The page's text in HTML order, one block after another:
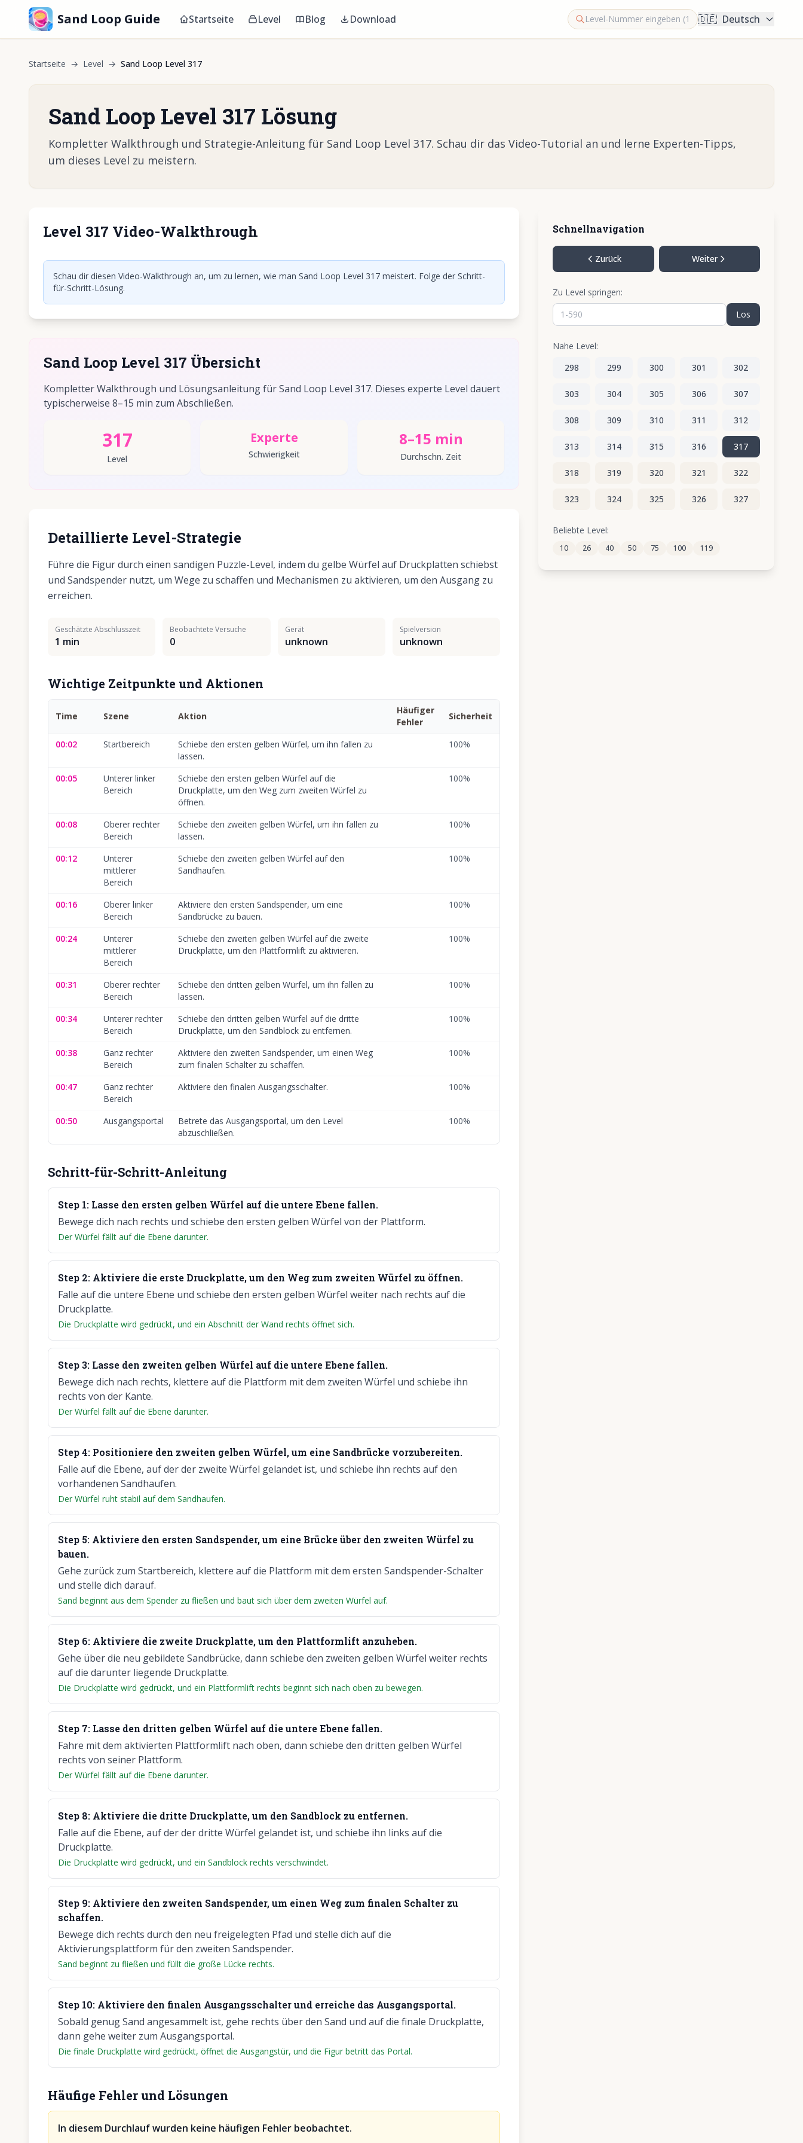
Sand Loop Guide Startseite Level Blog Download 🇩🇪 Deutsch
Startseite → Level → Sand Loop Level 317
Sand Loop Level 317 Lösung
Kompletter Walkthrough und Strategie-Anleitung für Sand Loop Level 317. Schau dir das Video-Tutorial an und lerne Experten-Tipps,
um dieses Level zu meistern.
Level 317 Video-WalkthroughKlicken, um Video abzuspielen
Schau dir diesen Video-Walkthrough an, um zu lernen, wie man Sand Loop Level 317 meistert. Folge der Schritt-
für-Schritt-Lösung.
Sand Loop Level 317 Übersicht
Kompletter Walkthrough und Lösungsanleitung für Sand Loop Level 317. Dieses experte Level dauert
typischerweise 8–15 min zum Abschließen.
317
Level
Experte
Schwierigkeit
8–15 min
Durchschn. Zeit
Detaillierte Level-Strategie
Führe die Figur durch einen sandigen Puzzle-Level, indem du gelbe Würfel auf Druckplatten schiebst
und Sandspender nutzt, um Wege zu schaffen und Mechanismen zu aktivieren, um den Ausgang zu
erreichen.
Geschätzte Abschlusszeit
1 min
Beobachtete Versuche
0
Gerät
unknown
Spielversion
unknown
Wichtige Zeitpunkte und Aktionen
Time Szene Aktion
Häufiger
Fehler
Sicherheit
00:02 Startbereich
Schiebe den ersten gelben Würfel, um ihn fallen zu
lassen.
100%
00:05
Unterer linker
Bereich
Schiebe den ersten gelben Würfel auf die
Druckplatte, um den Weg zum zweiten Würfel zu
öffnen.
100%
00:08
Oberer rechter
Bereich
Schiebe den zweiten gelben Würfel, um ihn fallen zu
lassen.
100%
00:12
Unterer
mittlerer
Bereich
Schiebe den zweiten gelben Würfel auf den
Sandhaufen.
100%
00:16
Oberer linker
Bereich
Aktiviere den ersten Sandspender, um eine
Sandbrücke zu bauen.
100%
00:24
Unterer
mittlerer
Bereich
Schiebe den zweiten gelben Würfel auf die zweite
Druckplatte, um den Plattformlift zu aktivieren.
100%
00:31
Oberer rechter
Bereich
Schiebe den dritten gelben Würfel, um ihn fallen zu
lassen.
100%
00:34
Unterer rechter
Bereich
Schiebe den dritten gelben Würfel auf die dritte
Druckplatte, um den Sandblock zu entfernen.
100%
00:38
Ganz rechter
Bereich
Aktiviere den zweiten Sandspender, um einen Weg
zum finalen Schalter zu schaffen.
100%
00:47
Ganz rechter
Bereich
Aktiviere den finalen Ausgangsschalter. 100%
00:50 Ausgangsportal
Betrete das Ausgangsportal, um den Level
abzuschließen.
100%
Schritt-für-Schritt-Anleitung
Step 1: Lasse den ersten gelben Würfel auf die untere Ebene fallen.
Bewege dich nach rechts und schiebe den ersten gelben Würfel von der Plattform.
Der Würfel fällt auf die Ebene darunter.
Step 2: Aktiviere die erste Druckplatte, um den Weg zum zweiten Würfel zu öffnen.
Falle auf die untere Ebene und schiebe den ersten gelben Würfel weiter nach rechts auf die
Druckplatte.
Die Druckplatte wird gedrückt, und ein Abschnitt der Wand rechts öffnet sich.
Step3: Lasse den zweiten gelben Würfel auf die untere Ebene fallen.
Bewege dich nach rechts, klettere auf die Plattform mit dem zweiten Würfel und schiebe ihn
rechts von der Kante.
Der Würfel fällt auf die Ebene darunter.
Step4: Positioniere den zweiten gelben Würfel, um eine Sandbrücke vorzubereiten.
Falle auf die Ebene, auf der der zweite Würfel gelandet ist, und schiebe ihn rechts auf den
vorhandenen Sandhaufen.
Der Würfel ruht stabil auf dem Sandhaufen.
Step 5: Aktiviere den ersten Sandspender, um eine Brücke über den zweiten Würfel zu
bauen.
Gehe zurück zum Startbereich, klettere auf die Plattform mit dem ersten Sandspender-Schalter
und stelle dich darauf.
Sand beginnt aus dem Spender zu fließen und baut sich über dem zweiten Würfel auf.
Step 6: Aktiviere die zweite Druckplatte, um den Plattformlift anzuheben.
Gehe über die neu gebildete Sandbrücke, dann schiebe den zweiten gelben Würfel weiter rechts
auf die darunter liegende Druckplatte.
Die Druckplatte wird gedrückt, und ein Plattformlift rechts beginnt sich nach oben zu bewegen.
Step 7: Lasse den dritten gelben Würfel auf die untere Ebene fallen.
Fahre mit dem aktivierten Plattformlift nach oben, dann schiebe den dritten gelben Würfel
rechts von seiner Plattform.
Der Würfel fällt auf die Ebene darunter.
Step 8: Aktiviere die dritte Druckplatte, um den Sandblock zu entfernen.
Falle auf die Ebene, auf der der dritte Würfel gelandet ist, und schiebe ihn links auf die
Druckplatte.
Die Druckplatte wird gedrückt, und ein Sandblock rechts verschwindet.
Step 9: Aktiviere den zweiten Sandspender, um einen Weg zum finalen Schalter zu
schaffen.
Bewege dich rechts durch den neu freigelegten Pfad und stelle dich auf die
Aktivierungsplattform für den zweiten Sandspender.
Sand beginnt zu fließen und füllt die große Lücke rechts.
Step 10: Aktiviere den finalen Ausgangsschalter und erreiche das Ausgangsportal.
Sobald genug Sand angesammelt ist, gehe rechts über den Sand und auf die finale Druckplatte,
dann gehe weiter zum Ausgangsportal.
Die finale Druckplatte wird gedrückt, öffnet die Ausgangstür, und die Figur betritt das Portal.
Häufige Fehler und Lösungen
In diesem Durchlauf wurden keine häufigen Fehler beobachtet.
Schnellnavigation
Zurück Weiter
Zu Level springen:
Los
Nahe Level:
298
299 300 301 302
303 304 305 306 307
308 309 310 311 312
313 314 315 316 317
318 319 320 321 322
323 324 325 326 327
328
333 334 335 336
Beliebte Level:
10 26 40 50 75 100 119